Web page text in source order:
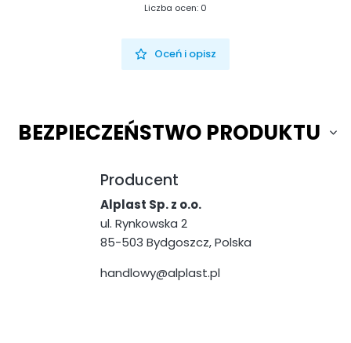
Liczba ocen: 0
Oceń i opisz
BEZPIECZEŃSTWO PRODUKTU
Producent
Alplast Sp. z o.o.
ul. Rynkowska 2
85-503 Bydgoszcz, Polska
handlowy@alplast.pl